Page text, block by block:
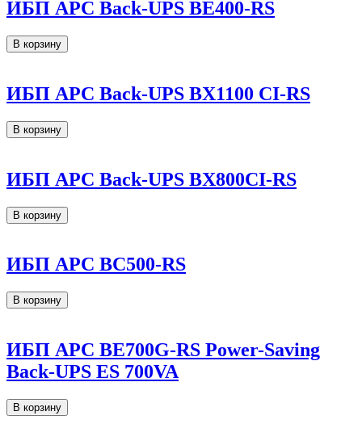
ИБП APC Back-UPS BE400-RS
В корзину
ИБП APC Back-UPS BX1100 CI-RS
В корзину
ИБП APC Back-UPS BX800CI-RS
В корзину
ИБП APC BC500-RS
В корзину
ИБП APC BE700G-RS Power-Saving
Back-UPS ES 700VA
В корзину